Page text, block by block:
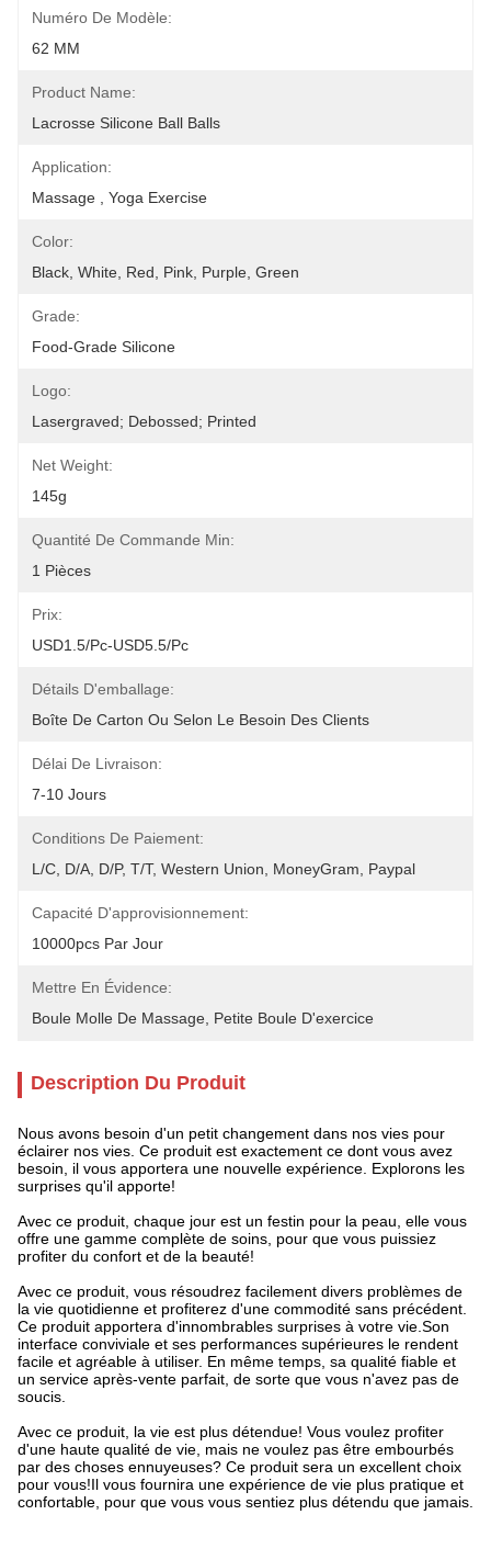
Numéro De Modèle:
62 MM
Product Name:
Lacrosse Silicone Ball Balls
Application:
Massage , Yoga Exercise
Color:
Black, White, Red, Pink, Purple, Green
Grade:
Food-Grade Silicone
Logo:
Lasergraved; Debossed; Printed
Net Weight:
145g
Quantité De Commande Min:
1 Pièces
Prix:
USD1.5/pc-USD5.5/pc
Détails D'emballage:
Boîte De Carton Ou Selon Le Besoin Des Clients
Délai De Livraison:
7-10 Jours
Conditions De Paiement:
L/C, D/A, D/P, T/T, Western Union, MoneyGram, Paypal
Capacité D'approvisionnement:
10000pcs Par Jour
Mettre En Évidence:
Boule Molle De Massage Petite Boule D'exercice
Description Du Produit
Nous avons besoin d'un petit changement dans nos vies pour
éclairer nos vies. Ce produit est exactement ce dont vous avez
besoin, il vous apportera une nouvelle expérience. Explorons les
surprises qu'il apporte!
Avec ce produit, chaque jour est un festin pour la peau, elle vous
offre une gamme complète de soins, pour que vous puissiez
profiter du confort et de la beauté!
Avec ce produit, vous résoudrez facilement divers problèmes de
la vie quotidienne et profiterez d'une commodité sans précédent.
Ce produit apportera d'innombrables surprises à votre vie.Son
interface conviviale et ses performances supérieures le rendent
facile et agréable à utiliser. En même temps, sa qualité fiable et
un service après-vente parfait, de sorte que vous n'avez pas de
soucis.
Avec ce produit, la vie est plus détendue! Vous voulez profiter
d'une haute qualité de vie, mais ne voulez pas être embourbés
par des choses ennuyeuses? Ce produit sera un excellent choix
pour vous!Il vous fournira une expérience de vie plus pratique et
confortable, pour que vous vous sentiez plus détendu que jamais.